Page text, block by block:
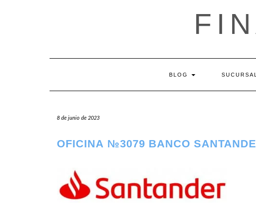
BLOG
8 de junio de 2023
OFICINA №3079 BANCO